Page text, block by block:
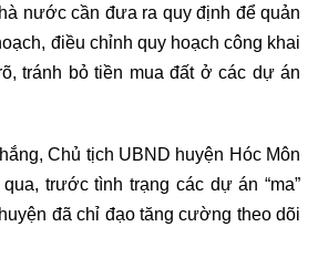
nước cần đưa ra quy định để quản
điều chỉnh quy hoạch công khai
tránh bỏ tiền mua đất ở các dự án
Chủ tịch UBND huyện Hóc Môn
trước tình trạng các dự án “ma”
đã chỉ đạo tăng cường theo dõi